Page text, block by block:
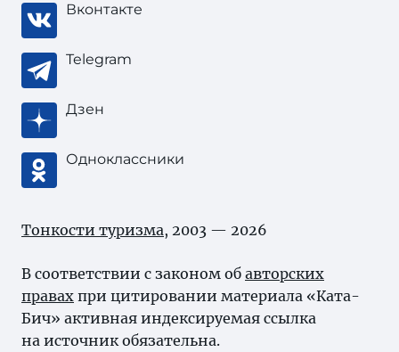
Вконтакте
Telegram
Дзен
Одноклассники
Тонкости туризма, 2003 — 2026
В соответствии с законом об авторских
правах при цитировании материала «Ката-
Бич» активная индексируемая ссылка
на источник обязательна.